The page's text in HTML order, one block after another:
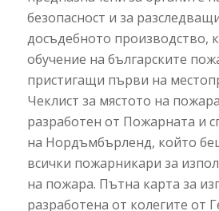
безопасност и за
досъдебното производство,
обучение на българските
пристигащи първи на
Чеклист за мястото на
разработен от Пожарната и
на Нордъмбърленд, който
всички пожарникари за
на пожара. Пътна карта за
разработена от колегите от